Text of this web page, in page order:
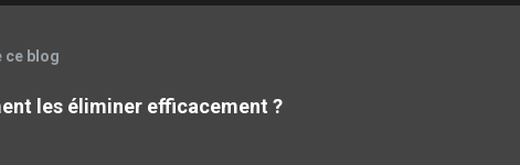
ce blog
les éliminer efficacement ?